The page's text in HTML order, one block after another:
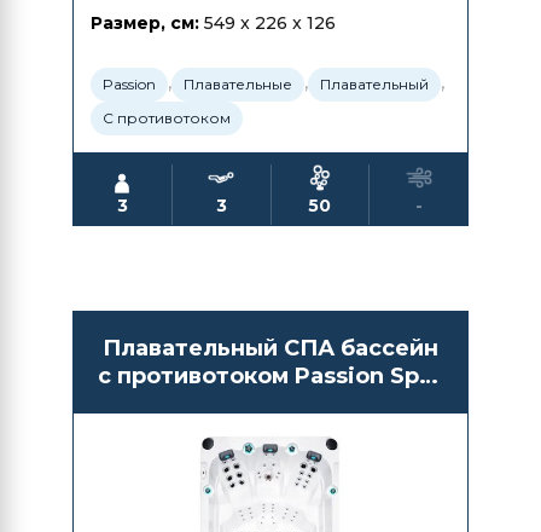
Размер, см: 549 x 226 x 126
Passion , Плавательные , Плавательный ,
С противотоком
3 3 50 -
Плавательный СПА бассейн
с противотоком Passion Spas